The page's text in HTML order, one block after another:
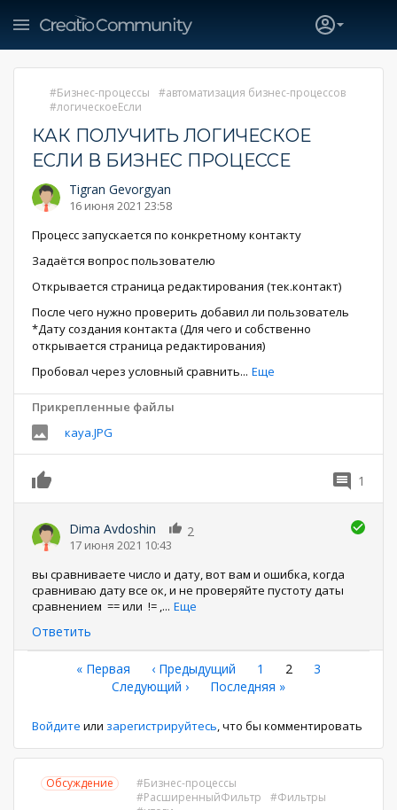
Бизнес-процессы
автоматизация бизнес-процессов
логическоеЕсли
КАК ПОЛУЧИТЬ ЛОГИЧЕСКОЕ
ЕСЛИ В БИЗНЕС ПРОЦЕССЕ
Tigran Gevorgyan
16 июня 2021 23:58
Процесс запускается по конкретному контакту
Задаётся вопрос пользователю
Открывается страница редактирования (тек.контакт)
После чего нужно проверить добавил ли пользователь
*Дату создания контакта (Для чего и собственно
открывается страница редактирования)
Пробовал через условный сравнить... Еще
Прикрепленные файлы
кауа.JPG
1
Dima Avdoshin
17 июня 2021 10:43
2
вы сравниваете число и дату, вот вам и ошибка, когда
сравниваю дату все ок, и не проверяйте пустоту даты
сравнением == или != ,... Еще
Ответить
Нумерация
страниц
Первая
страница
« Первая ←
‹ Предыдущий Страница
1
Текущая
2 Страница
3
Следующая
Следующий ›
Последняя
Последняя »
Войдите или зарегистрируйтесь, что бы комментировать
Обсуждение
Бизнес-процессы
РасширенныйФильтр
Фильтры